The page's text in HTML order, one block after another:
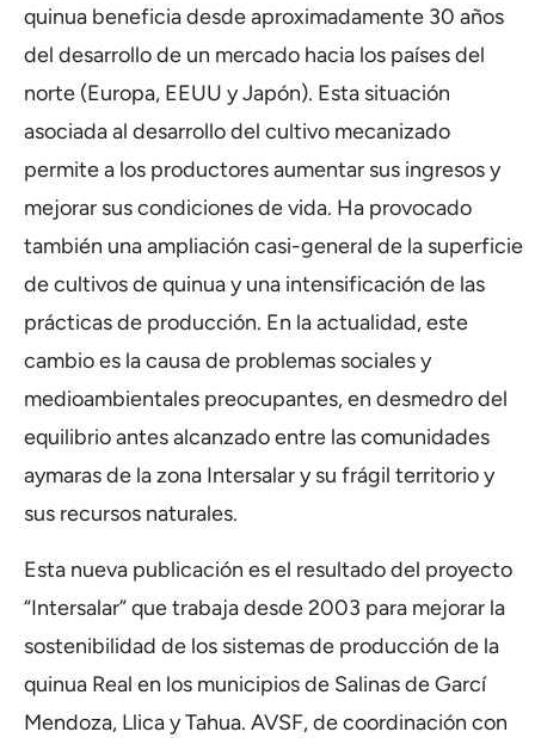
quinua beneficia desde aproximadamente 30 años
del desarrollo de un mercado hacia los países del
norte (Europa, EEUU y Japón). Esta situación
asociada al desarrollo del cultivo mecanizado
permite a los productores aumentar sus ingresos y
mejorar sus condiciones de vida. Ha provocado
también una ampliación casi-general de la superficie
de cultivos de quinua y una intensificación de las
prácticas de producción. En la actualidad, este
cambio es la causa de problemas sociales y
medioambientales preocupantes,en desmedro del
equilibrio antes alcanzado entre las comunidades
aymaras de la zona Intersalar y su frágil territorio y
sus recursos naturales.
Esta nueva publicación es el resultado del proyecto
“Intersalar” que trabaja desde 2003 para mejorar la
sostenibilidad de los sistemas de producción de la
quinua Real en los municipios de Salinas de Garcí
Mendoza, Llica y Tahua. AVSF, de coordinación con